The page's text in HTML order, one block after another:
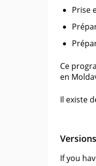
Prise
Ce
en
Il existe
Versions
If you